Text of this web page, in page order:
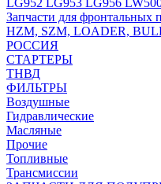
LG952 LG953 LG956
Запчасти для
HZM, SZM, LOADER,
РОССИЯ
СТАРТЕРЫ
ТНВД
ФИЛЬТРЫ
Воздушные
Гидравлические
Масляные
Прочие
Топливные
Трансмиссии